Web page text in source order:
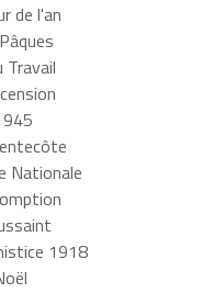
de l'an
Travail
Nationale
1918